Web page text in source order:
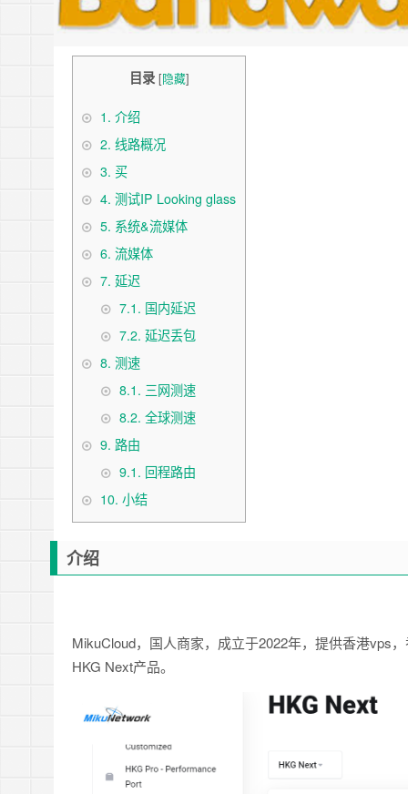
目录 [隐藏]
1. 介绍
2. 线路概况
3. 买
4. 测试IP Looking glass
5. 系统&流媒体
6. 流媒体
7. 延迟
7.1. 国内延迟
7.2. 延迟丢包
8. 测速
8.1. 三网测速
8.2. 全球测速
9. 路由
9.1. 回程路由
10. 小结
介绍
MikuCloud，国人商家，成立于2022年，提供香港vps
HKG Next产品。